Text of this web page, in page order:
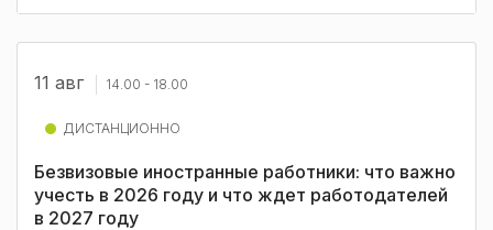
11 авг 14.00 - 18.00
ДИСТАНЦИОННО
Безвизовые иностранные работники: что важно
учесть в 2026 году и что ждет работодателей
в 2027 году